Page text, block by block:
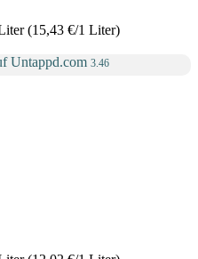
(15,43 €/1 Liter)
3.46